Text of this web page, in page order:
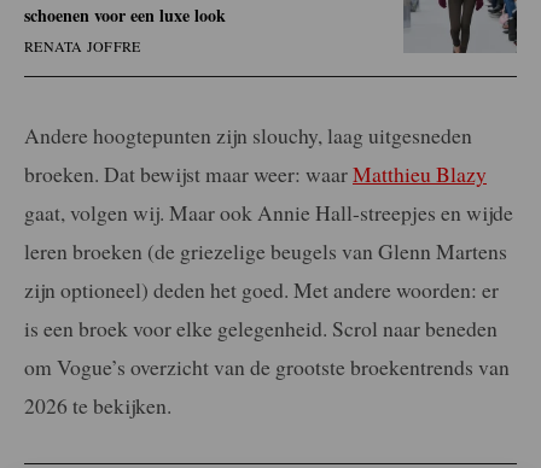
schoenen voor een luxe look
RENATA JOFFRE
Andere hoogtepunten zijn slouchy, laag uitgesneden
broeken. Dat bewijst maar weer: waarMatthieu Blazy
gaat, volgen wij. Maar ook Annie Hall-streepjes en wijde
leren broeken (de griezelige beugels van Glenn Martens
zijn optioneel) deden het goed. Met andere woorden: er
is een broek voor elke gelegenheid. Scrol naar beneden
om Vogue’s overzicht van de grootste broekentrends van
2026 te bekijken.